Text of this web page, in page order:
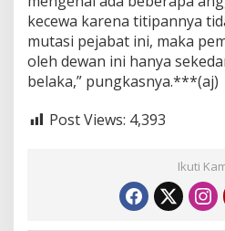
kecewa karena titipannya
mutasi pejabat ini, maka
oleh dewan ini hanya
belaka,” pungkasnya.***(aj)
Post Views: 4,393
Ikuti